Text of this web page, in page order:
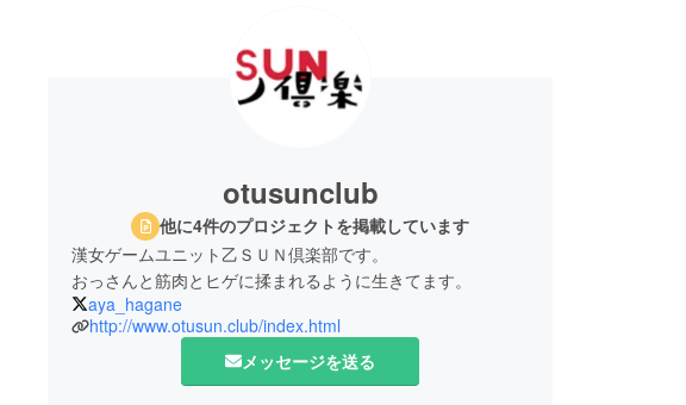
otusunclub
他に4件のプロジェクトを掲載しています
漢女ゲームユニット乙ＳＵＮ倶楽部です。
おっさんと筋肉とヒゲに揉まれるように生きてます。
aya_hagane
http://www.otusun.club/index.html
メッセージを送る